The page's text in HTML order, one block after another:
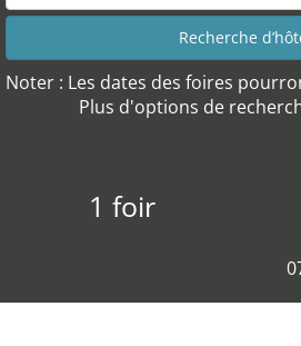
Noter : Les dates des foires
Plus d'options de
1 foir